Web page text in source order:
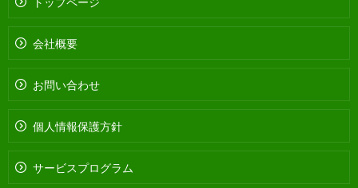
会社概要
お問い合わせ
個人情報保護方針
サービスプログラム